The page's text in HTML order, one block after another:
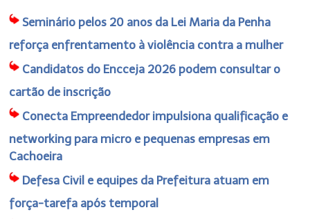
Seminário pelos 20 anos da Lei Maria da Penha
reforça enfrentamento à violência contra a mulher
Candidatos do Encceja 2026 podem consultar o
cartão de inscrição
Conecta Empreendedor impulsiona qualificação e
networking para micro e pequenas empresas em
Cachoeira
Defesa Civil e equipes da Prefeitura atuam em
força-tarefa após temporal